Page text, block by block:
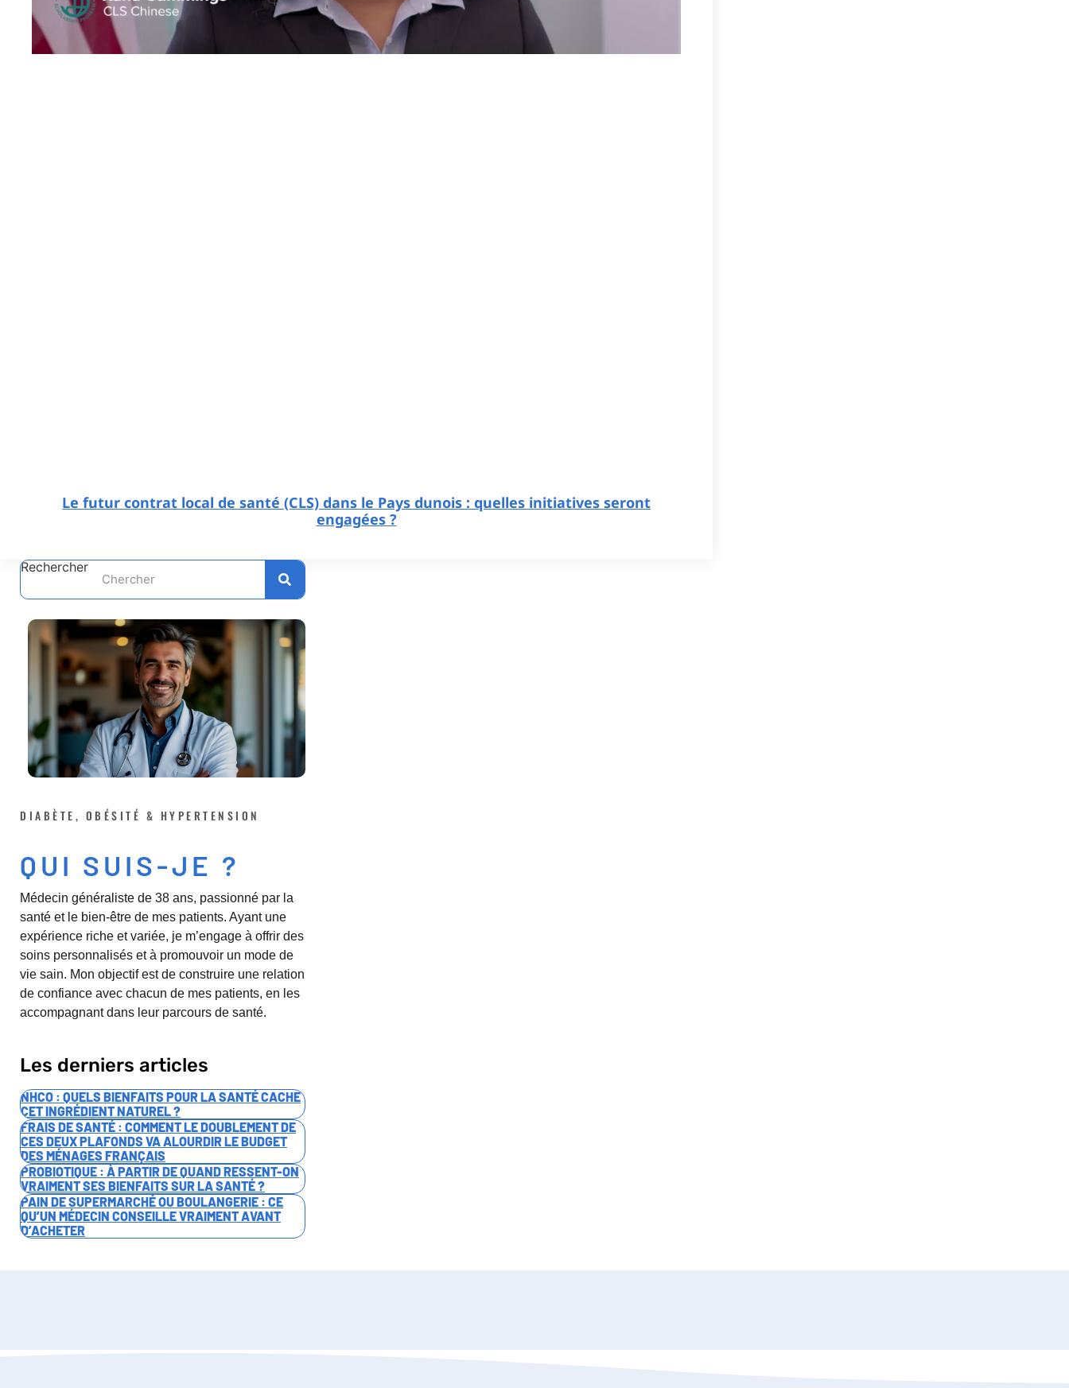
Le futur contrat local de santé (CLS) dans le Pays dunois : quelles initiatives seront
engagées ?
Rechercher
DIABÈTE, OBÉSITÉ & HYPERTENSION
QUI SUIS-JE ?
Médecin généraliste de 38 ans, passionné par la
santé et le bien-être de mes patients. Ayant une
expérience riche et variée, je m’engage à offrir des
soins personnalisés et à promouvoir un mode de
vie sain. Mon objectif est de construire une relation
de confiance avec chacun de mes patients, en les
accompagnant dans leur parcours de santé.
Les derniers articles
NHCO : QUELS BIENFAITS POUR LA SANTÉ CACHE
CET INGRÉDIENT NATUREL ?
FRAIS DE SANTÉ : COMMENT LE DOUBLEMENT DE
CES DEUX PLAFONDS VA ALOURDIR LE BUDGET
DES MÉNAGES FRANÇAIS
PROBIOTIQUE : À PARTIR DE QUAND RESSENT-ON
VRAIMENT SES BIENFAITS SUR LA SANTÉ ?
PAIN DE SUPERMARCHÉ OU BOULANGERIE : CE
QU’UN MÉDECIN CONSEILLE VRAIMENT AVANT
D’ACHETER